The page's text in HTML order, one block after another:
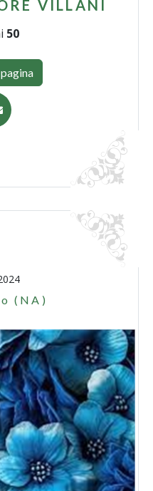
VILLANI
50
(NA)